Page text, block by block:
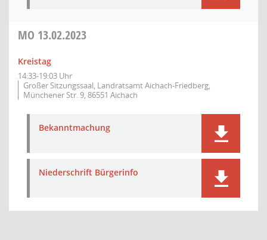
MO 13.02.2023
Kreistag
14:33-19:03 Uhr
Großer Sitzungssaal, Landratsamt Aichach-Friedberg,
Münchener Str. 9, 86551 Aichach
Bekanntmachung
Niederschrift Bürgerinfo